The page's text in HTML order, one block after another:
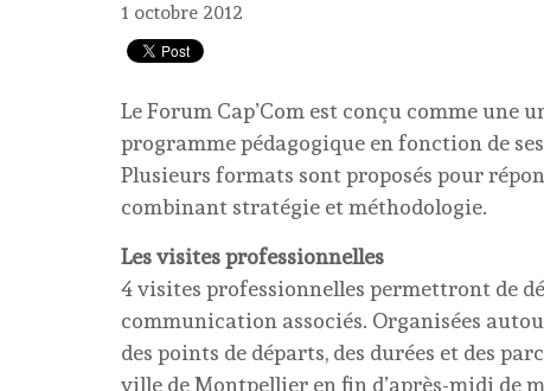
1 octobre 2012
Le Forum Cap’Com est conçu comme
programme pédagogique en fonction de
Plusieurs formats sont proposés pour
combinant stratégie et méthodologie.
Les visites professionnelles
4 visites professionnelles permettront de
communication associés. Organisées
des points de départs, des durées et des
ville de Montpellier en fin d’après-midi de